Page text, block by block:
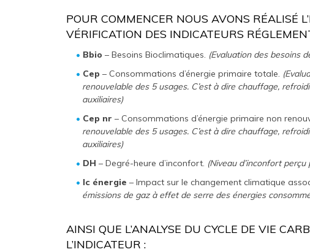
POUR COMMENCER NOUS AVONS RÉALISÉ
VÉRIFICATION DES INDICATEURS
Bbio – Besoins Bioclimatiques. (Evaluation des besoins
Cep – Consommations d’énergie primaire totale.
renouvelable des 5 usages. C’est à dire chauffage,
auxiliaires)
Cep nr – Consommations d’énergie primaire non
renouvelable des 5 usages. C’est à dire chauffage,
auxiliaires)
DH – Degré-heure d’inconfort. (Niveau d’inconfort
Ic énergie – Impact sur le changement climatique
émissions de gaz à effet de serre des énergies
AINSI QUE L’ANALYSE DU CYCLE DE VIE
L’INDICATEUR :